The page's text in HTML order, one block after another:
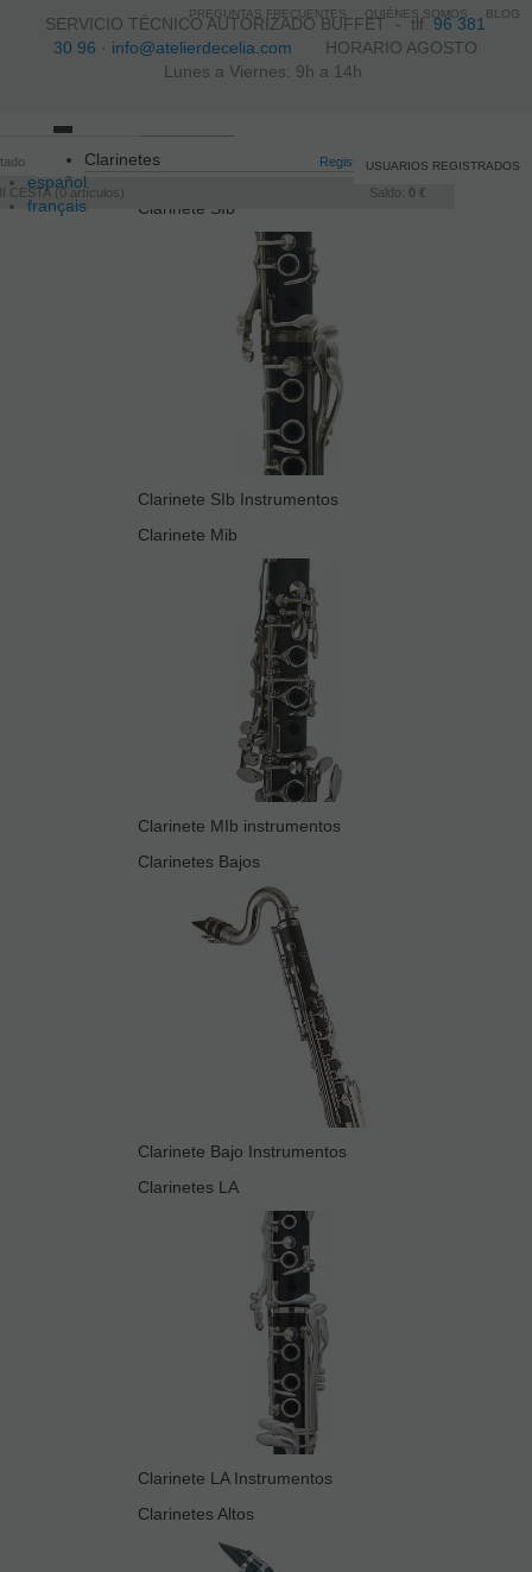
SERVICIO TÉCNICO AUTORIZADO BUFFET -tlf.96 381
30 96 · info@atelierdecelia.com HORARIO AGOSTO
Lunes a Viernes: 9h a 14h
español
français
Registro /Iniciar sesión
CESTA 0 artículos Saldo: 0 €
USUARIOS REGISTRADOS
navigation
Clarinetes
Clarinete SIb
Clarinete SIb Instrumentos
Clarinete Mib
Clarinete MIb instrumentos
Clarinetes Bajos
Clarinete Bajo Instrumentos
Clarinetes LA
Clarinete LA Instrumentos
Clarinetes Altos
PREGUNTAS FRECUENTES QUIÉNES SOMOS BLOG